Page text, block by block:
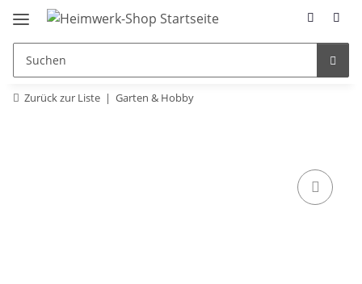
Zurück zur Liste Garten & Hobby